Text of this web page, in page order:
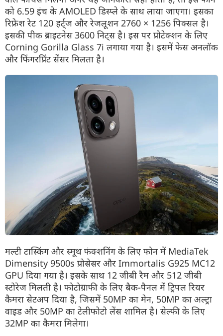
को 6.59 इंच के AMOLED डिस्प्ले के साथ लाया जाएगा। इसका
रिफ्रेश रेट 120 हर्ट्ज और रेजलूशन 2760 × 1256 पिक्सल है।
इसकी पीक ब्राइटनेस 3600 निट्स है। इस पर प्रोटेक्शन के लिए
Corning Gorilla Glass 7i लगाया गया है। इसमें फेस अनलॉक
और फिंगरप्रिंट सेंसर मिलता है।
मल्टी टास्किंग और स्मूथ फंक्शनिंग के लिए फोन में MediaTek
Dimensity 9500s प्रोसेसर और Immortalis G925 MC12
GPU दिया गया है। इसके साथ 12 जीबी रैम और 512 जीबी
स्टोरेज मिलती है। फोटोग्राफी के लिए बैक-पैनल में ट्रिपल रियर
कैमरा सेटअप दिया है, जिसमें 50MP का मेन, 50MP का अल्ट्रा
वाइड और 50MP का टेलीफोटो लेंस शामिल है। सेल्फी के लिए
32MP का कैमरा मिलेगा।